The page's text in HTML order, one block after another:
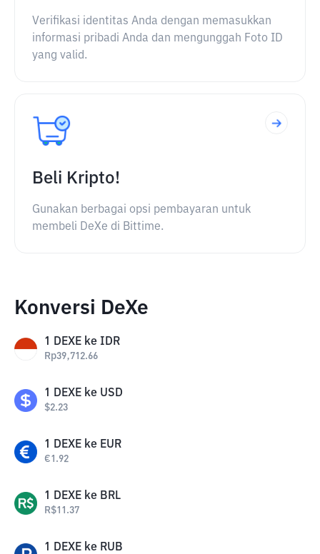
Verifikasi identitas Anda dengan memasukkan
informasi pribadi Anda dan mengunggah Foto ID
yang valid.
Beli Kripto!
Gunakan berbagai opsi pembayaran untuk
membeli DeXe di Bittime.
Konversi DeXe
1 DEXE ke IDR
Rp39,712.66
1 DEXE ke USD
$2.23
1 DEXE ke EUR
€1.92
1 DEXE ke BRL
R$11.37
1 DEXE ke RUB